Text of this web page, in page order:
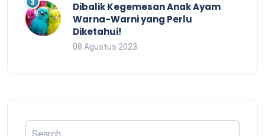
Dibalik Kegemesan Anak Ayam
Warna-Warni yang Perlu
Diketahui!
08 Agustus 2023